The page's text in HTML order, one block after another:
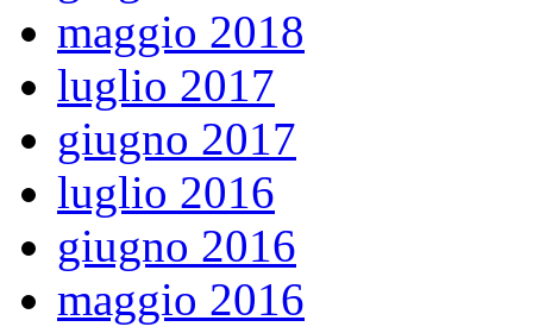
maggio 2018
luglio 2017
giugno 2017
luglio 2016
giugno 2016
maggio 2016